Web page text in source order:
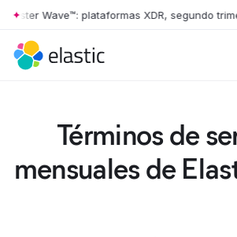
Skip to main content
Wave™: plataformas XDR, segundo
Términos de
mensuales de